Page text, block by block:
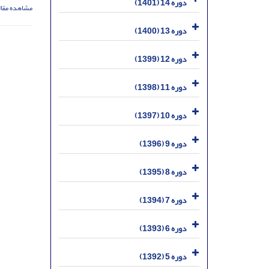
مشاهده
دوره 13 (1400)
دوره 12 (1399)
دوره 11 (1398)
دوره 10 (1397)
دوره 9 (1396)
دوره 8 (1395)
دوره 7 (1394)
دوره 6 (1393)
دوره 5 (1392)